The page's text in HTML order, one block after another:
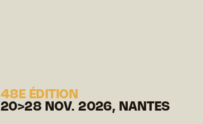
48E ÉDITION
20>28 NOV. 2026, NANTES